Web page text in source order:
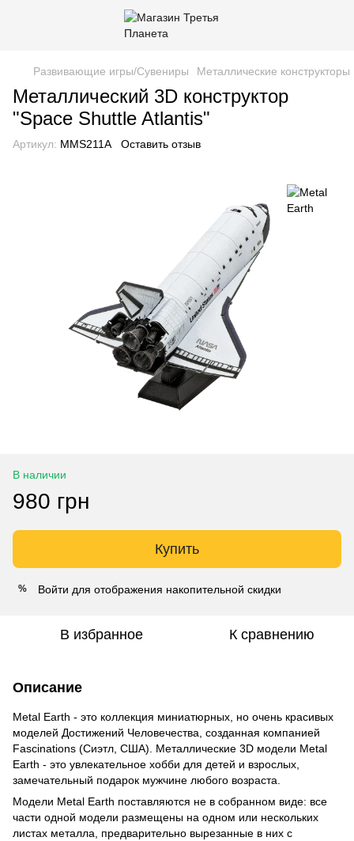
Развивающие игры/Сувениры Металлические
Металлический 3D конструктор
"Space Shuttle Atlantis"
Артикул: MMS211A Оставить отзыв
В наличии
980 грн
Купить
% Войти для отображения накопительной скидки
В избранное К сравнению
Описание
Metal Earth - это коллекция миниатюрных, но очень красивых
моделей Достижений Человечества, созданная компанией
Fascinations (Сиэтл, США). Металлические 3D модели Metal
Earth - это увлекательное хобби для детей и взрослых,
замечательный подарок мужчине любого возраста.
Модели Metal Earth поставляются не в собранном виде: все
части одной модели размещены на одном или нескольких
листах металла, предварительно вырезанные в них с